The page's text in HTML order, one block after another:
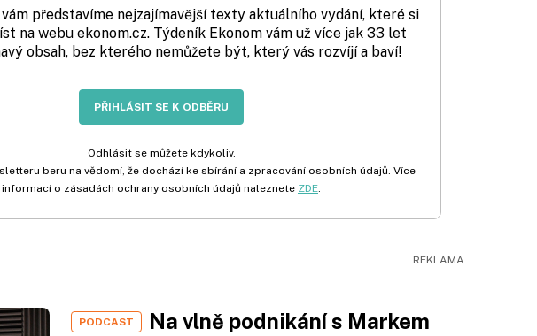
vám představíme nejzajímavější texty aktuálního vydání, které si
na webu ekonom.cz. Týdeník Ekonom vám už více jak 33 let
obsah, bez kterého nemůžete být, který vás rozvíjí a baví!
PŘIHLÁSIT SE K ODBĚRU
Odhlásit se můžete kdykoliv.
beru na vědomí, že dochází ke sbírání a zpracování osobních údajů. Více
informací o zásadách ochrany osobních údajů naleznete ZDE.
PODCAST
Na vlně podnikání s Markem